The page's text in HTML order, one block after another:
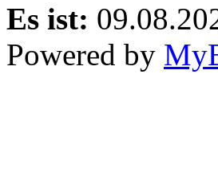
Es ist:
Powered by